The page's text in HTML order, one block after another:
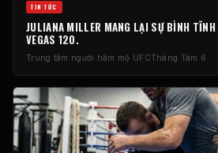
TIN TỨC
JULIANA MILLER MANG LẠI SỰ BÌNH TĨNH
VEGAS 120.
Trung tâm người hâm mộ UFCTháng Tám 6